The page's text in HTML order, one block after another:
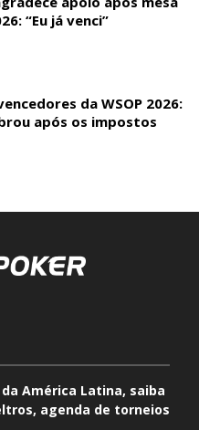
“Eu já venci”
da WSOP 2026:
após os impostos
América Latina, saiba
agenda de torneios